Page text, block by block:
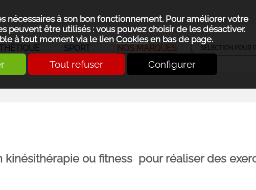
nécessaires à son bon fonctionnement. Pour améliorer votre
peuvent être utilisés : vous pouvez choisir de les désactiver.
à tout moment via le lien Cookiesen bas de page.
Tout refuser Configurer
SPORT NOS MARQUES SÉLECTION POUR
ou fitness pour réaliser des